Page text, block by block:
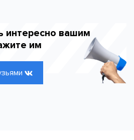
интересно вашим
им